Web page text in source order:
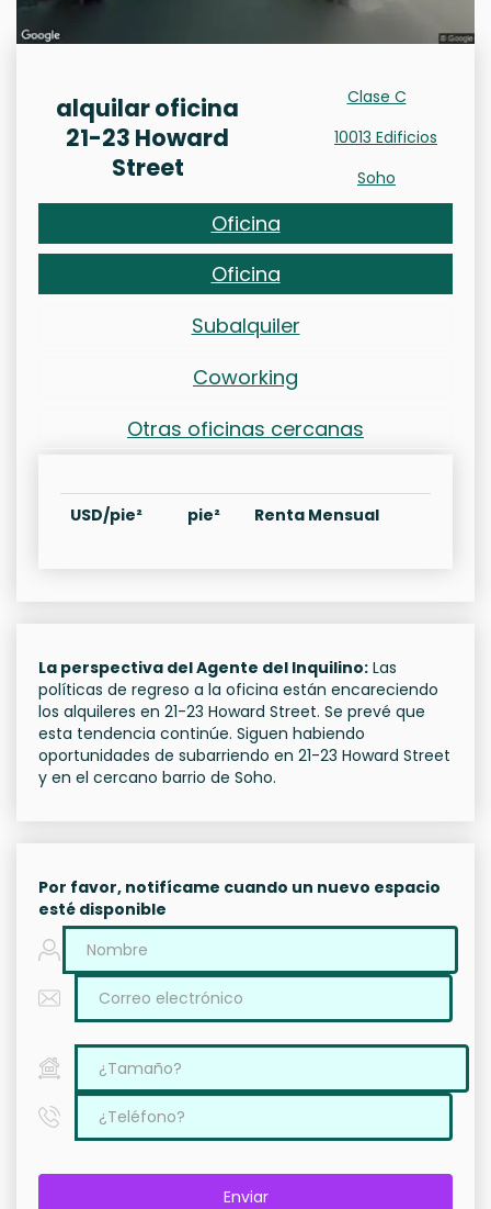
alquilar oficina
21-23 Howard
Street
Clase C
10013 Edificios
Soho
Oficina
Oficina
Subalquiler
Coworking
Otras oficinas cercanas
USD/pie² pie² Renta Mensual
La perspectiva del Agente del Inquilino: Las
políticas de regreso a la oficina están encareciendo
los alquileres en 21-23 Howard Street. Se prevé que
esta tendencia continúe. Siguen habiendo
oportunidades de subarriendo en 21-23 Howard Street
y en el cercano barrio de Soho.
Por favor, notifícame cuando un nuevo espacio
esté disponible
Enviar